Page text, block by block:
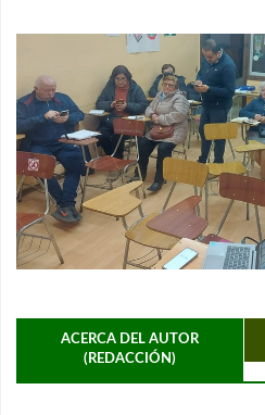
ACERCA DEL AUTOR
(REDACCIÓN)